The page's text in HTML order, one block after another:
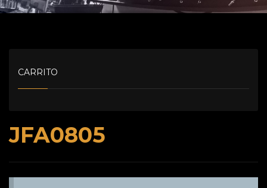
JFA0805
CARRITO